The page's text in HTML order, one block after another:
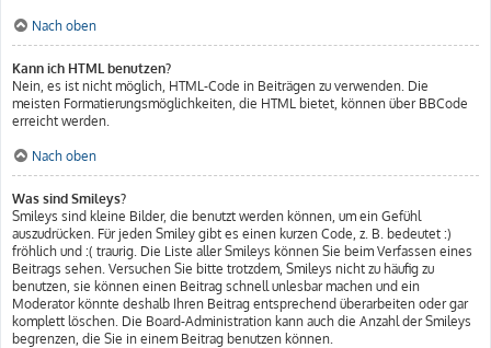
Nach oben
Kann ich HTML benutzen?
Nein, es ist nicht möglich, HTML-Code in Beiträgen zu verwenden. Die
meisten Formatierungsmöglichkeiten, die HTML bietet, können über BBCode
erreicht werden.
Nach oben
Was sind Smileys?
Smileys sind kleine Bilder, die benutzt werden können, um ein Gefühl
auszudrücken. Für jeden Smiley gibt es einen kurzen Code, z. B. bedeutet :)
fröhlich und :( traurig. Die Liste aller Smileys können Sie beim Verfassen eines
Beitrags sehen. Versuchen Sie bitte trotzdem, Smileys nicht zu häufig zu
benutzen, sie können einen Beitrag schnell unlesbar machen und ein
Moderator könnte deshalb Ihren Beitrag entsprechend überarbeiten oder gar
komplett löschen. Die Board-Administration kann auch die Anzahl der Smileys
begrenzen, die Sie in einem Beitrag benutzen können.